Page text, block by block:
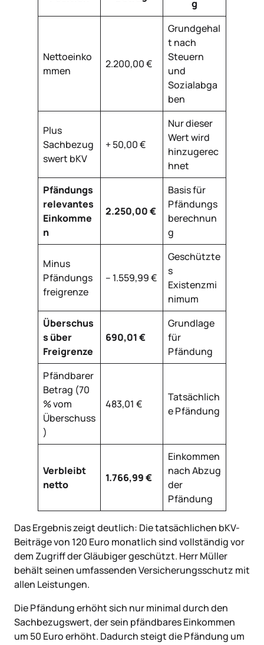
g
Nettoeinko
mmen
2.200,00 €
Grundgehal
t nach
Steuern
und
Sozialabga
ben
Plus
Sachbezug
swert bKV
+ 50,00 €
Nur dieser
Wert wird
hinzugerec
hnet
Pfändungs
relevantes
Einkomme
n
2.250,00 €
Basis für
Pfändungs
berechnun
g
Minus
Pfändungs
freigrenze
– 1.559,99 €
Geschützte
s
Existenzmi
nimum
Überschus
s über
Freigrenze
690,01 €
Grundlage
für
Pfändung
Pfändbarer
Betrag (70
% vom
Überschuss
)
483,01 €
Tatsächlich
e Pfändung
Verbleibt
netto
1.766,99 €
Einkommen
nach Abzug
der
Pfändung
Das Ergebnis zeigt deutlich: Die tatsächlichen bKV-
Beiträge von 120 Euro monatlich sind vollständig vor
dem Zugriff der Gläubiger geschützt. Herr Müller
behält seinen umfassenden Versicherungsschutz mit
allen Leistungen.
Die Pfändung erhöht sich nur minimal durch den
Sachbezugswert, der sein pfändbares Einkommen
um 50 Euro erhöht. Dadurch steigt die Pfändung um